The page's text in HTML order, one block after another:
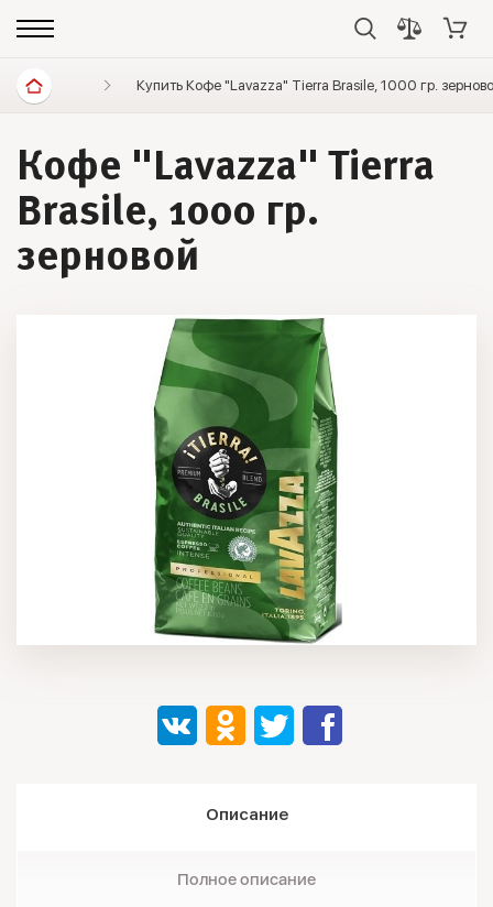
Диетические продукты Кофе Lavazza
Купить Кофе "Lavazza" Tierra Brasile, 1000 гр.
Кофе "Lavazza" Tierra
Brasile, 1000 гр.
зерновой
Описание
Полное описание